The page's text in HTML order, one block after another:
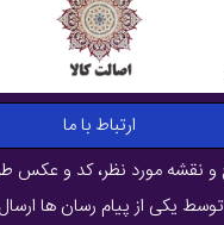
ارتباط با ما
نقشه مورد نظر، کد و عکس
توسط یکی از پیام رسان ها